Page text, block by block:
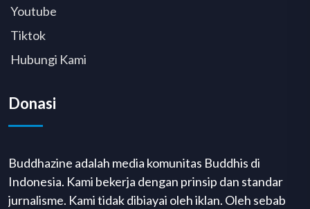
Youtube
Tiktok
Hubungi Kami
Donasi
Buddhazine adalah media komunitas Buddhis di
Indonesia. Kami bekerja dengan prinsip dan standar
jurnalisme. Kami tidak dibiayai oleh iklan. Oleh sebab